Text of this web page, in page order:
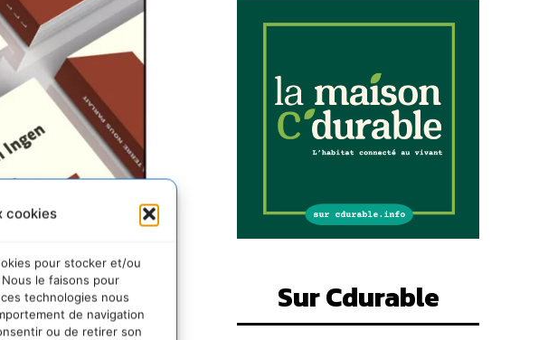
cookies
pour stocker et/ou
le faisons pour
technologies nous
de navigation
ou de retirer son
Sur Cdurable